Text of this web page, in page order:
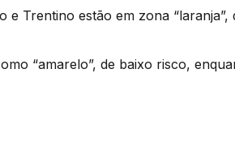
Trentino estão em zona “laranja”,
“amarelo”, de baixo risco,